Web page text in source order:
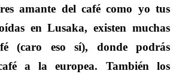
amante del café como yo tus
en Lusaka, existen muchas
(caro eso sí), donde podrás
a la europea. También los